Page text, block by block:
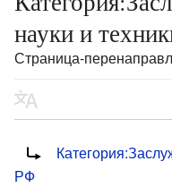
науки и
Страница-
РФ